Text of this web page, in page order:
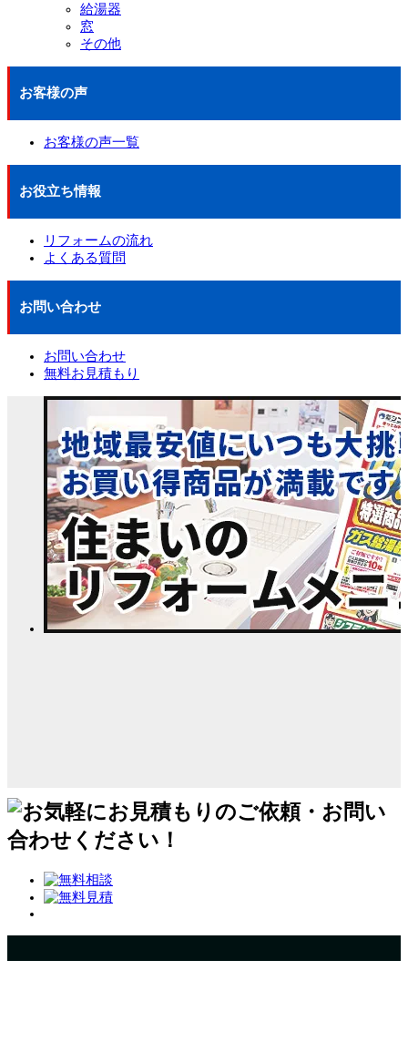
給湯器
窓
その他
お客様の声
お客様の声一覧
お役立ち情報
リフォームの流れ
よくある質問
お問い合わせ
お問い合わせ
無料お見積もり